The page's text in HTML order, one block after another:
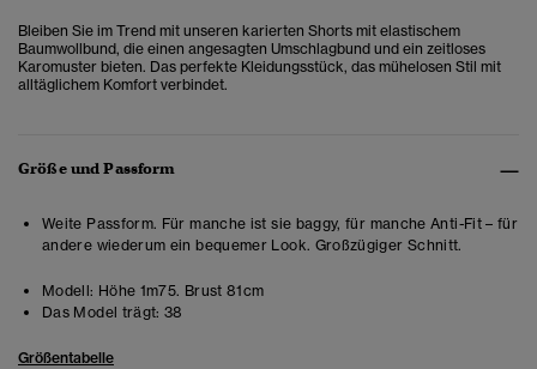
Bleiben Sie im Trend mit unseren karierten Shorts mit elastischem
Baumwollbund, die einen angesagten Umschlagbund und ein zeitloses
Karomuster bieten. Das perfekte Kleidungsstück, das mühelosen Stil mit
alltäglichem Komfort verbindet.
Größe und Passform
Weite Passform. Für manche ist sie baggy, für manche Anti-Fit – für
andere wiederum ein bequemer Look. Großzügiger Schnitt.
Modell: Höhe 1m75. Brust 81cm
Das Model trägt: 38
Größentabelle